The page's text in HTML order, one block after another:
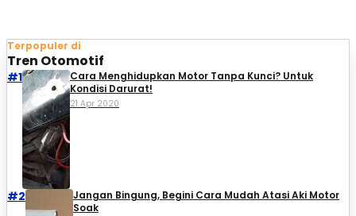
Terpopuler di
Tren Otomotif
#1
Cara Menghidupkan Motor Tanpa Kunci? Untuk
Kondisi Darurat!
21 Apr 2020
#2
Jangan Bingung, Begini Cara Mudah Atasi Aki Motor
Soak